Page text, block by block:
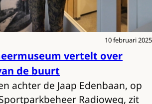
10 februari 2025
vertelt over
de buurt
achter de Jaap Edenbaan, op
Radioweg, zit